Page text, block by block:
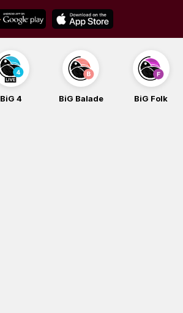
BiG 4 BiG Balade BiG Folk